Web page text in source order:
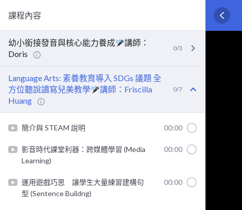
課程內容
幼小銜接發音與核心能力養成
講師：
Doris
0/3
Language Arts: 素養教育導入 SDGs 議題 全
方位聽說讀寫兒美教學
講師：Friscilla
Huang
0/7
簡介與 STEAM 說明 00:00
影音時代課堂利器：跨媒體學習 (Media
Learning)
00:00
運用遊戲巧思 讓學生大量練習建構句
型 (Sentence Buildng)
00:00